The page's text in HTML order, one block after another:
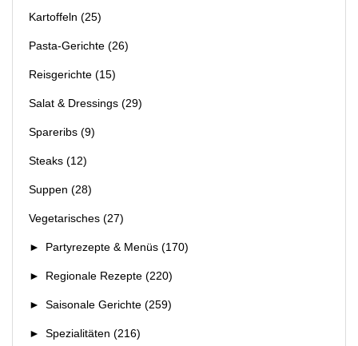
Kartoffeln (25)
Pasta-Gerichte (26)
Reisgerichte (15)
Salat & Dressings (29)
Spareribs (9)
Steaks (12)
Suppen (28)
Vegetarisches (27)
► Partyrezepte & Menüs (170)
► Regionale Rezepte (220)
► Saisonale Gerichte (259)
► Spezialitäten (216)